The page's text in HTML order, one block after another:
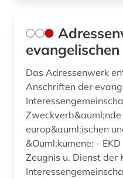
enzyklopädie (13)
ephraim (1)
erfindung (1)
Das Adressenwerk
Anschriften der
europ&auml;ischen
&Ouml;kumene: -
Zeugnis u. Dienst der